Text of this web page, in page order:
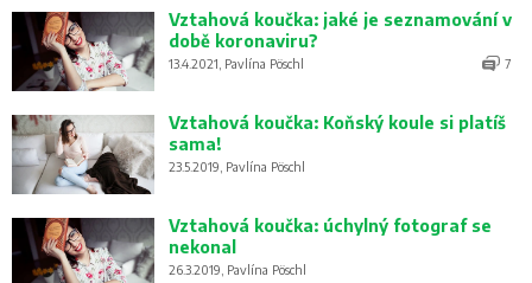
Vztahová koučka: jaké je seznamování v
době koronaviru?
13.4.2021, Pavlína Pöschl 7
Vztahová koučka: Koňský koule si platíš
sama!
23.5.2019, Pavlína Pöschl
Vztahová koučka: úchylný fotograf se
nekonal
26.3.2019, Pavlína Pöschl